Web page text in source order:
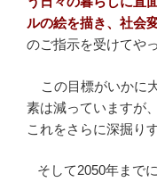
ルの絵を描き、社会
のご指示を受けてや
この目標がいかに
素は減っていますが
これをさらに深掘り
そして2050年まで